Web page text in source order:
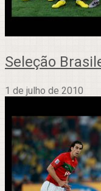
Seleção
1 de julho de 2010